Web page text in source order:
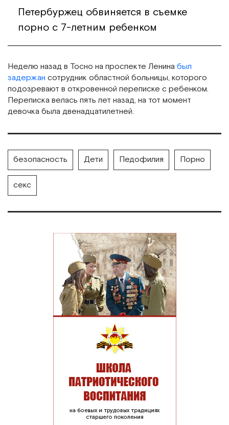
Петербуржец обвиняется в съемке
порно с 7-летним ребенком
Неделю назад в Тосно на проспекте Ленинабыл
задержан сотрудник областной больницы, которого
подозревают в откровенной переписке с ребенком.
Переписка велась пять лет назад, на тот момент
девочка была двенадцатилетней.
безопасность Дети Педофилия Порно
секс